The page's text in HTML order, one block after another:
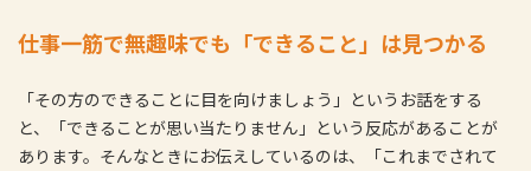
仕事一筋で無趣味でも「できること」は見つかる
「その方のできることに目を向けましょう」というお話をする
と、「できることが思い当たりません」という反応があることが
あります。そんなときにお伝えしているのは、「これまでされて